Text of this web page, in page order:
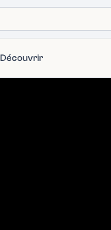
Découvrir